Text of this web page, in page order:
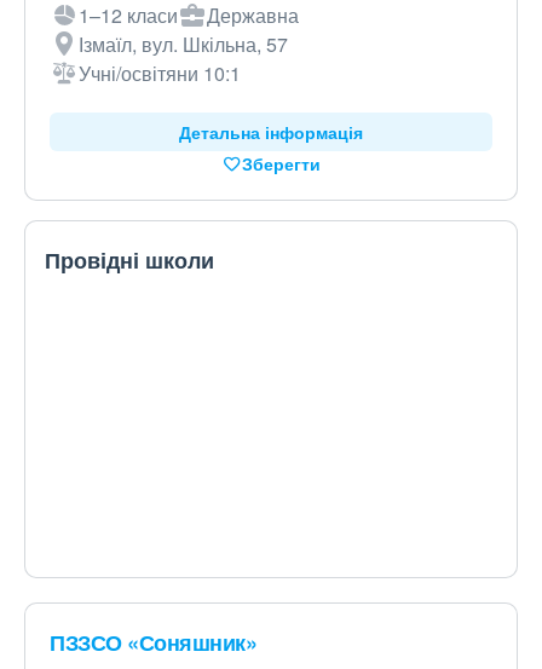
1–12 класи
Державна
Ізмаїл, вул. Шкільна, 57
Учні/освітяни 10:1
Детальна інформація
Зберегти
Провідні школи
ПЗЗСО «Соняшник»